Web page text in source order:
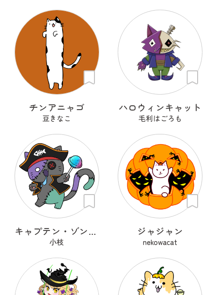
チンアニャゴ
豆きなこ
ハロウィンキャット
毛利はごろも
キャプテン・ゾンニャック
小枝
ジャジャン
nekowacat